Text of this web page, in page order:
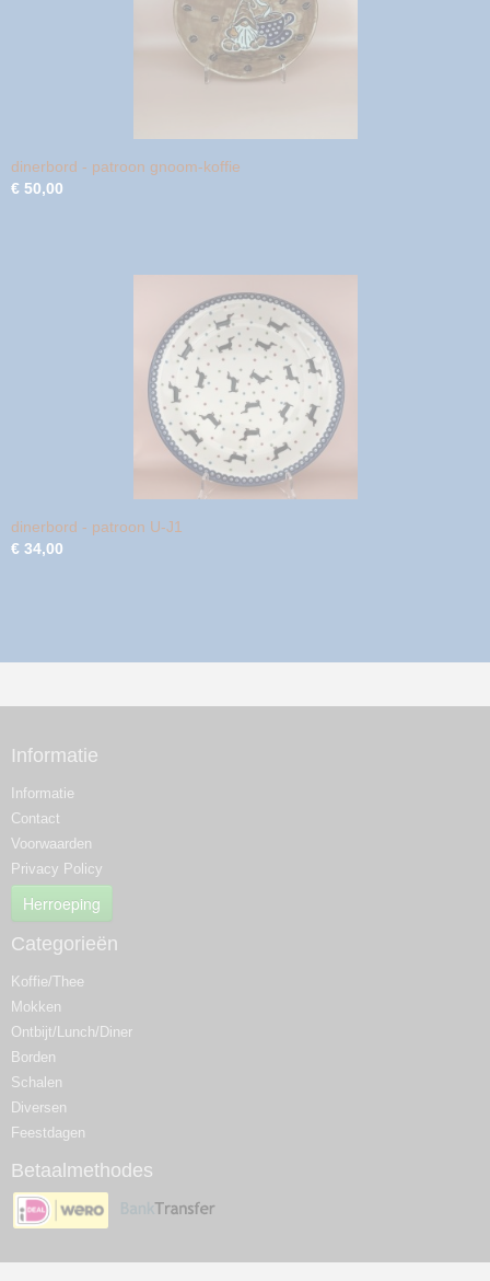
dinerbord - patroon gnoom-koffie
€ 50,00
dinerbord - patroon U-J1
€ 34,00
Informatie
Informatie
Contact
Voorwaarden
Privacy Policy
Herroeping
Categorieën
Koffie/Thee
Mokken
Ontbijt/Lunch/Diner
Borden
Schalen
Diversen
Feestdagen
Betaalmethodes